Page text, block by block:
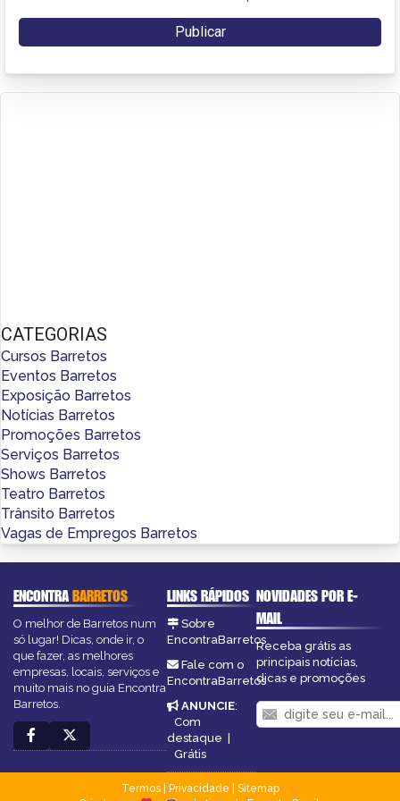
CATEGORIAS
Cursos Barretos
Eventos Barretos
Exposição Barretos
Notícias Barretos
Promoções Barretos
Serviços Barretos
Shows Barretos
Teatro Barretos
Trânsito Barretos
Vagas de Empregos Barretos
ENCONTRABARRETOS
O melhor de Barretos num
só lugar! Dicas, onde ir, o
que fazer, as melhores
empresas, locais, serviços e
muito mais no guia Encontra
Barretos.
LINKS RÁPIDOS
Sobre
EncontraBarretos
Fale com o
EncontraBarretos
ANUNCIE:
Com
destaque
Grátis
NOVIDADES POR E-
MAIL
Receba grátis as
principais notícias,
dicas e promoções
Termos| Privacidade
Sitemap